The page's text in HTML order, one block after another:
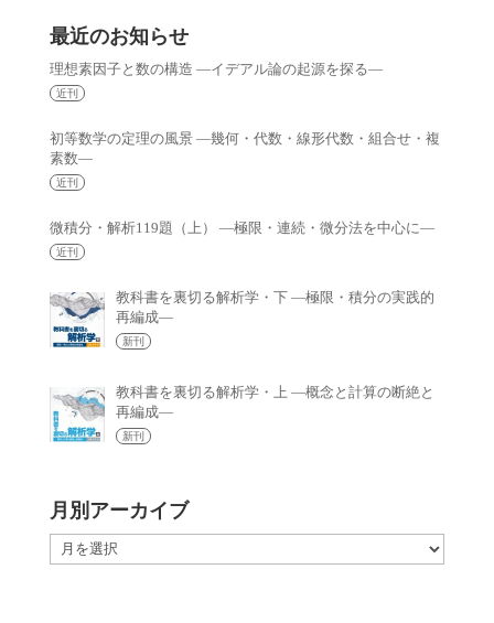
最近のお知らせ
理想素因子と数の構造 —イデアル論の起源を探る—
近刊
初等数学の定理の風景 —幾何・代数・線形代数・組合せ・複
素数—
近刊
微積分・解析119題（上） —極限・連続・微分法を中心に—
近刊
教科書を裏切る解析学・下 —極限・積分の実践的
再編成—
新刊
教科書を裏切る解析学・上 —概念と計算の断絶と
再編成—
新刊
月別アーカイブ